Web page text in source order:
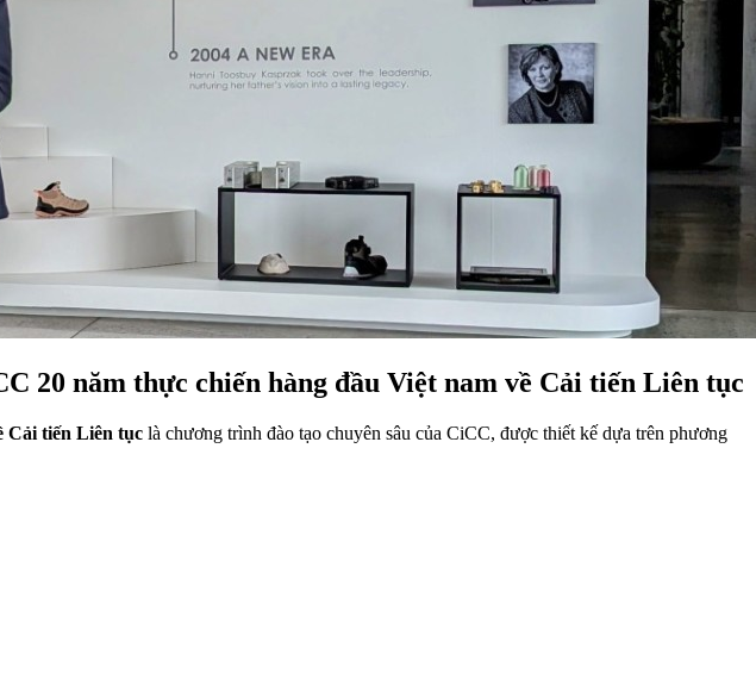
20 năm thực chiến hàng đầu Việt nam về Cải tiến Liên tục
Cải tiến Liên tục là chương trình đào tạo chuyên sâu của CiCC, được thiết kế dựa trên phương